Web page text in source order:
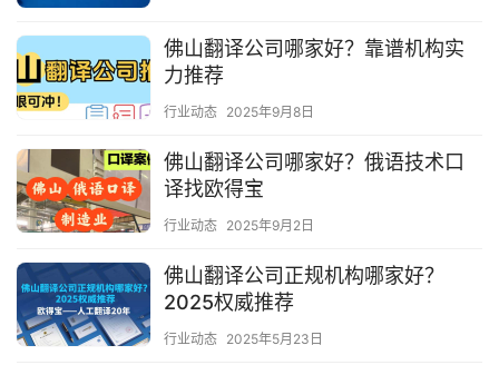
佛山翻译公司哪家好？靠谱机构实
力推荐
行业动态 2025年9月8日
佛山翻译公司哪家好？俄语技术口
译找欧得宝
行业动态 2025年9月2日
佛山翻译公司正规机构哪家好？
2025权威推荐
行业动态 2025年5月23日